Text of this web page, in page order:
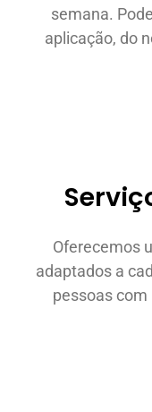
semana.
aplicação, do
Oferecemos
adaptados a
pessoas